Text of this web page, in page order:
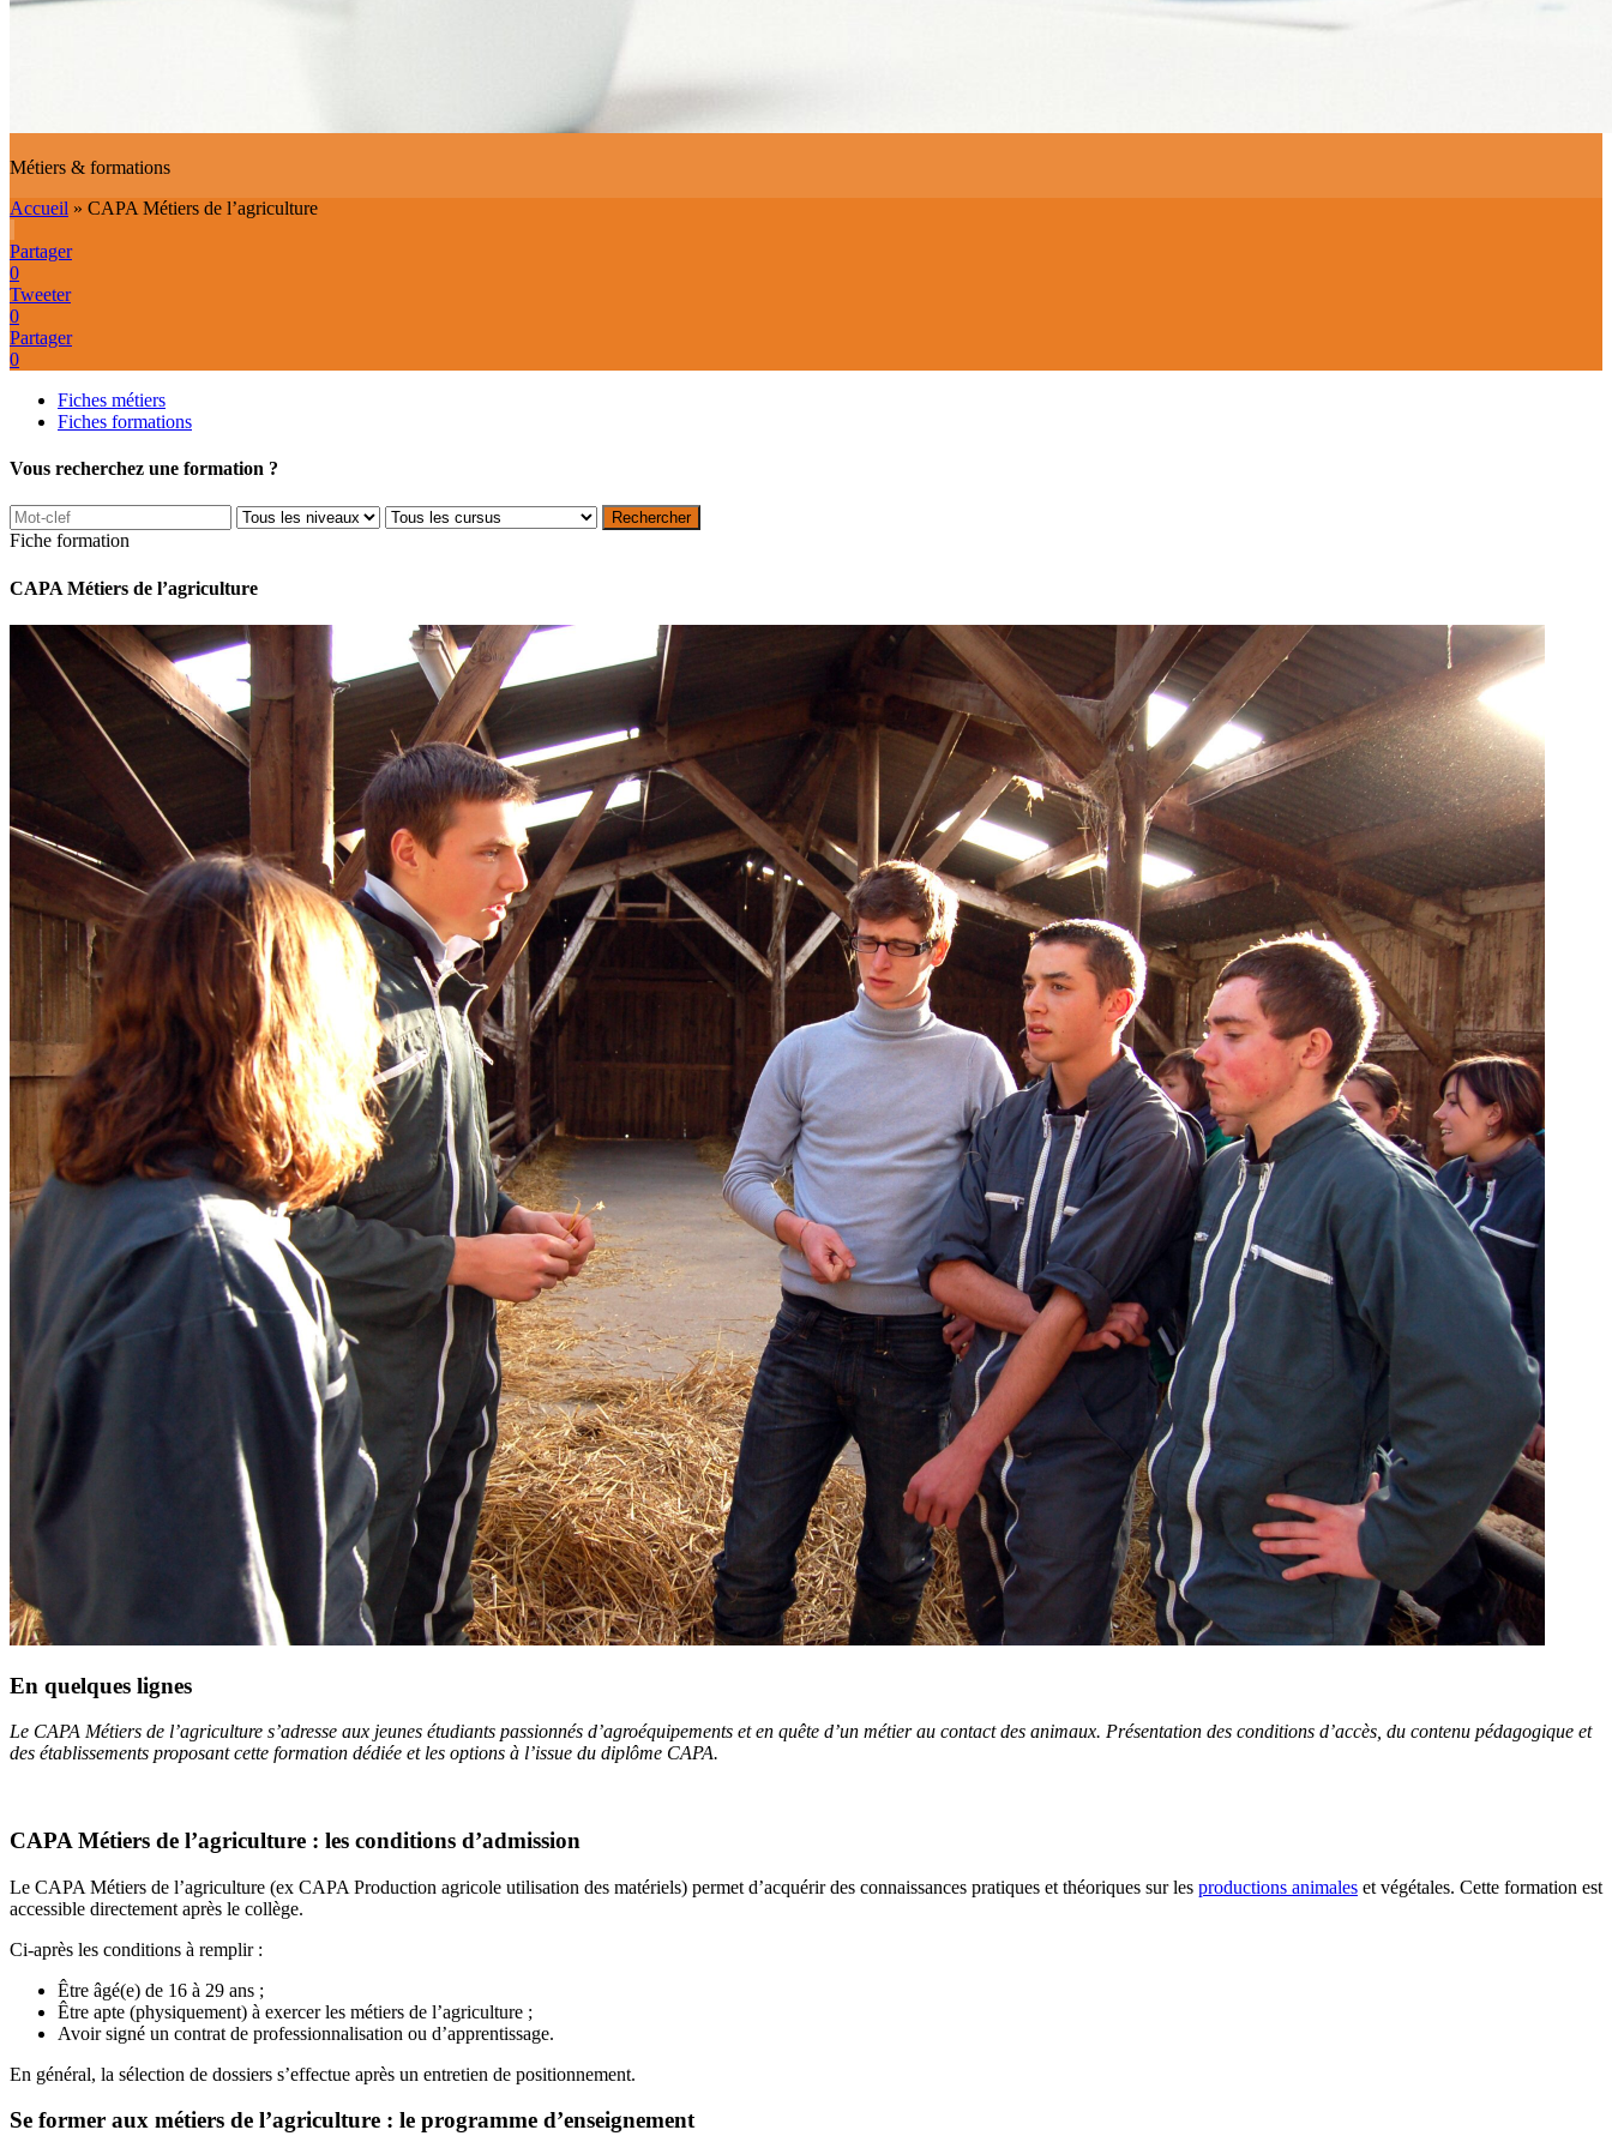
Métiers & formations
Accueil » CAPA Métiers de l’agriculture
Partager
0
Tweeter
0
Partager
0
Fiches métiers
Fiches formations
Vous recherchez une formation ?
Fiche formation
CAPA Métiers de l’agriculture
En quelques lignes
Le CAPA Métiers de l’agriculture s’adresse aux jeunes étudiants passionnés d’agroéquipements et en quête d’un métier au contact des animaux. Présentation des conditions d’accès, du contenu pédagogique et
des établissements proposant cette formation dédiée et les options à l’issue du diplôme CAPA.
CAPA Métiers de l’agriculture : les conditions d’admission
Le CAPA Métiers de l’agriculture (ex CAPA Production agricole utilisation des matériels) permet d’acquérir des connaissances pratiques et théoriques sur les productions animales et végétales. Cette formation est
accessible directement après le collège.
Ci-après les conditions à remplir :
Être âgé(e) de 16 à 29 ans ;
Être apte (physiquement) à exercer les métiers de l’agriculture ;
Avoir signé un contrat de professionnalisation ou d’apprentissage.
En général, la sélection de dossiers s’effectue après un entretien de positionnement.
Se former aux métiers de l’agriculture : le programme d’enseignement